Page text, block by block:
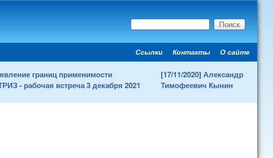
Форма поиска
Поиск
Secondary menu
Ссылки Контакты О сайте
границ применимости
- рабочая встреча 3 декабря 2021
[17/11/2020] Александр
Тимофеевич Кынин